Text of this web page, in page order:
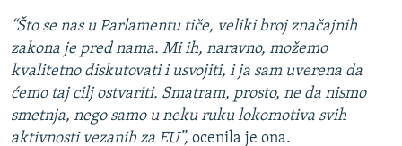
“Što se nas u Parlamentu tiče, veliki broj značajnih
zakona je pred nama. Mi ih, naravno, možemo
kvalitetno diskutovati i usvojiti, i ja sam uverena da
ćemo taj cilj ostvariti. Smatram, prosto, ne da nismo
smetnja, nego samo u neku ruku lokomotiva svih
aktivnosti vezanih za EU”, ocenila je ona.